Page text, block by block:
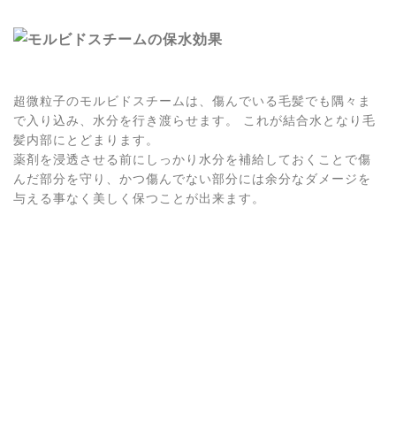
超微粒子のモルビドスチームは、傷んでいる毛髪でも隅々ま
で入り込み、水分を行き渡らせます。 これが結合水となり毛
髪内部にとどまります。
薬剤を浸透させる前にしっかり水分を補給しておくことで傷
んだ部分を守り、かつ傷んでない部分には余分なダメージを
与える事なく美しく保つことが出来ます。